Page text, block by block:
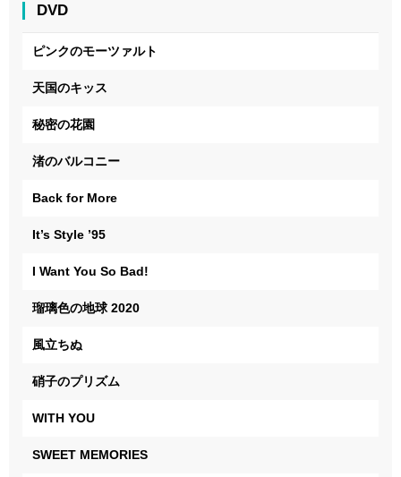
DVD
ピンクのモーツァルト
天国のキッス
秘密の花園
渚のバルコニー
Back for More
It’s Style ’95
I Want You So Bad!
瑠璃色の地球 2020
風立ちぬ
硝子のプリズム
WITH YOU
SWEET MEMORIES